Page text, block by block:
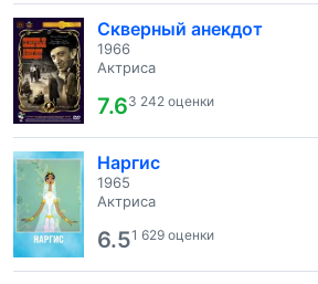
Скверный анекдот
1966
Актриса
7.63 242 оценки
Наргис
1965
Актриса
6.51 629 оценки